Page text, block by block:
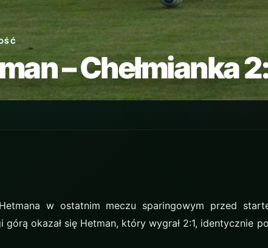
– Chełmianka
w ostatnim meczu sparingowym przed
okazał się Hetman, który wygrał 2:1, identycznie